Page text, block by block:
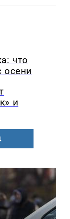
что
осени
и